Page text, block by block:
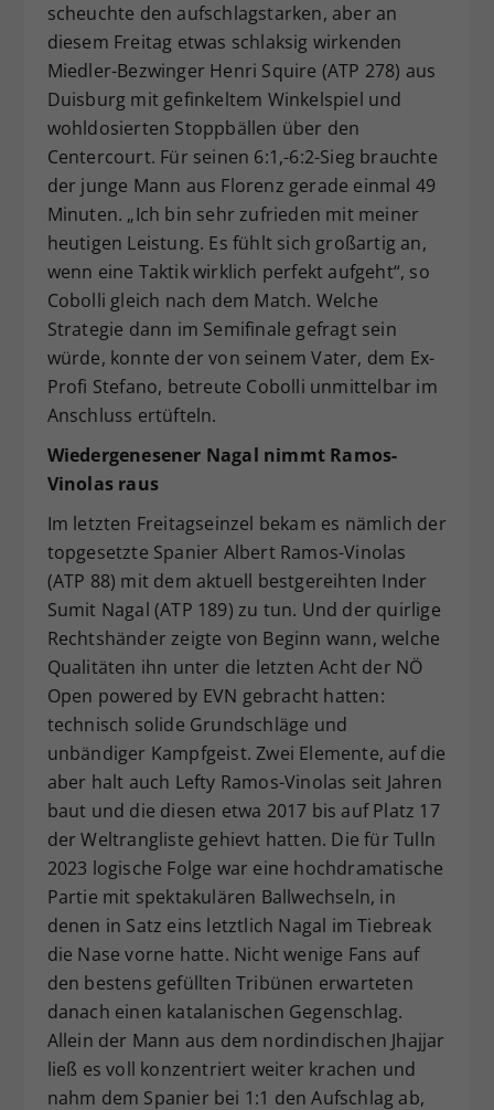
scheuchte den aufschlagstarken, aber an
diesem Freitag etwas schlaksig wirkenden
Miedler-Bezwinger Henri Squire (ATP 278) aus
Duisburg mit gefinkeltem Winkelspiel und
wohldosierten Stoppbällen über den
Centercourt. Für seinen 6:1,-6:2-Sieg brauchte
der junge Mann aus Florenz gerade einmal 49
Minuten. „Ich bin sehr zufrieden mit meiner
heutigen Leistung. Es fühlt sich großartig an,
wenn eine Taktik wirklich perfekt aufgeht“, so
Cobolli gleich nach dem Match. Welche
Strategie dann im Semifinale gefragt sein
würde, konnte der von seinem Vater, dem Ex-
Profi Stefano, betreute Cobolli unmittelbar im
Anschluss ertüfteln.
Wiedergenesener Nagal nimmt Ramos-
Vinolas raus
Im letzten Freitagseinzel bekam es nämlich der
topgesetzte Spanier Albert Ramos-Vinolas
(ATP 88) mit dem aktuell bestgereihten Inder
Sumit Nagal (ATP 189) zu tun. Und der quirlige
Rechtshänder zeigte von Beginn wann, welche
Qualitäten ihn unter die letzten Acht der NÖ
Open powered by EVN gebracht hatten:
technisch solide Grundschläge und
unbändiger Kampfgeist. Zwei Elemente, auf die
aber halt auch Lefty Ramos-Vinolas seit Jahren
baut und die diesen etwa 2017 bis auf Platz 17
der Weltrangliste gehievt hatten. Die für Tulln
2023 logische Folge war eine hochdramatische
Partie mit spektakulären Ballwechseln, in
denen in Satz eins letztlich Nagal im Tiebreak
die Nase vorne hatte. Nicht wenige Fans auf
den bestens gefüllten Tribünen erwarteten
danach einen katalanischen Gegenschlag.
Allein der Mann aus dem nordindischen Jhajjar
ließ es voll konzentriert weiter krachen und
nahm dem Spanier bei 1:1 den Aufschlag ab,